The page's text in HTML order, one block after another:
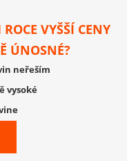
VYŠŠÍ CENY
ÚNOSNÉ?
neřeším
vysoké